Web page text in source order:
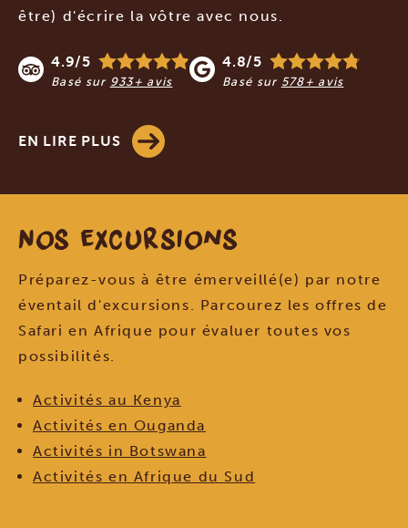
être) d'écrire la vôtre avec nous.
4.9/5
Basé sur 933+ avis
4.8/5
Basé sur 578+ avis
EN LIRE PLUS
Nos excursions
Préparez-vous à être émerveillé(e) par notre
éventail d'excursions. Parcourez les offres de
Safari en Afrique pour évaluer toutes vos
possibilités.
Activités au Kenya
Activités en Ouganda
Activités in Botswana
Activités en Afrique du Sud